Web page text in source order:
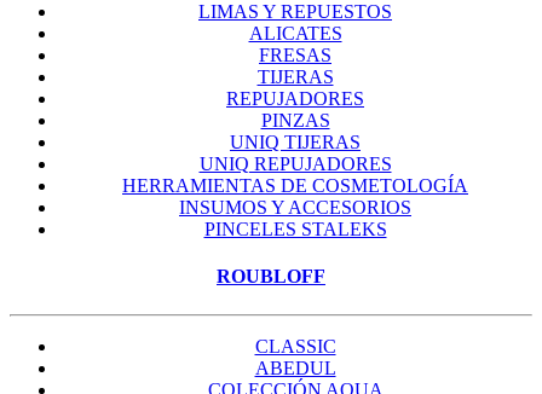
LIMAS Y REPUESTOS
ALICATES
FRESAS
TIJERAS
REPUJADORES
PINZAS
UNIQ TIJERAS
UNIQ REPUJADORES
HERRAMIENTAS DE COSMETOLOGÍA
INSUMOS Y ACCESORIOS
PINCELES STALEKS
ROUBLOFF
CLASSIC
ABEDUL
COLECCIÓN AQUA